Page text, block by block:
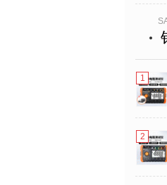
1
2